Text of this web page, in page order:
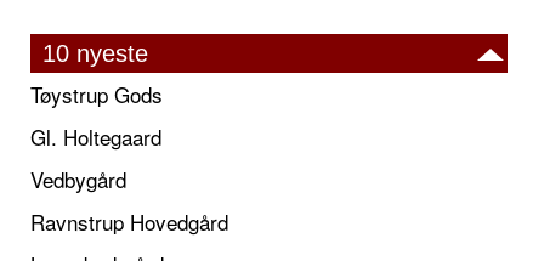
10 nyeste
Tøystrup Gods
Gl. Holtegaard
Vedbygård
Ravnstrup Hovedgård